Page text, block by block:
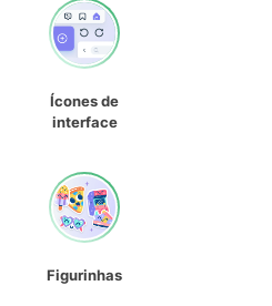
Ícones de
interface
Figurinhas